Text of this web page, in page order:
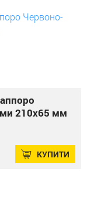
210x65 мм
КУПИТИ